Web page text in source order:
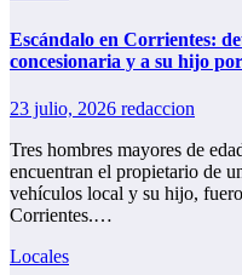
Escándalo en Corrientes:
concesionaria y a su hijo
23 julio, 2026 redaccion
Tres hombres mayores de
encuentran el propietario de
vehículos local y su hijo,
Corrientes.…
Locales